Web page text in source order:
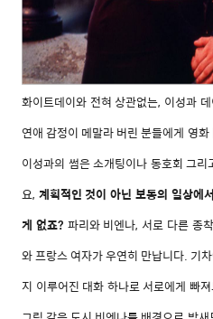
화이트데이와 전혀 상관없는, 이성과
연애 감정이 메말라 버린 분들에게 영
이성과의 썸은 소개팅이나 동호회 그
요, 계획적인 것이 아닌 보통의 일상에
게 없죠? 파리와 비엔나, 서로 다른 종
와 프랑스 여자가 우연히 만납니다. 기
지 이루어진 대화 하나로 서로에게 빠